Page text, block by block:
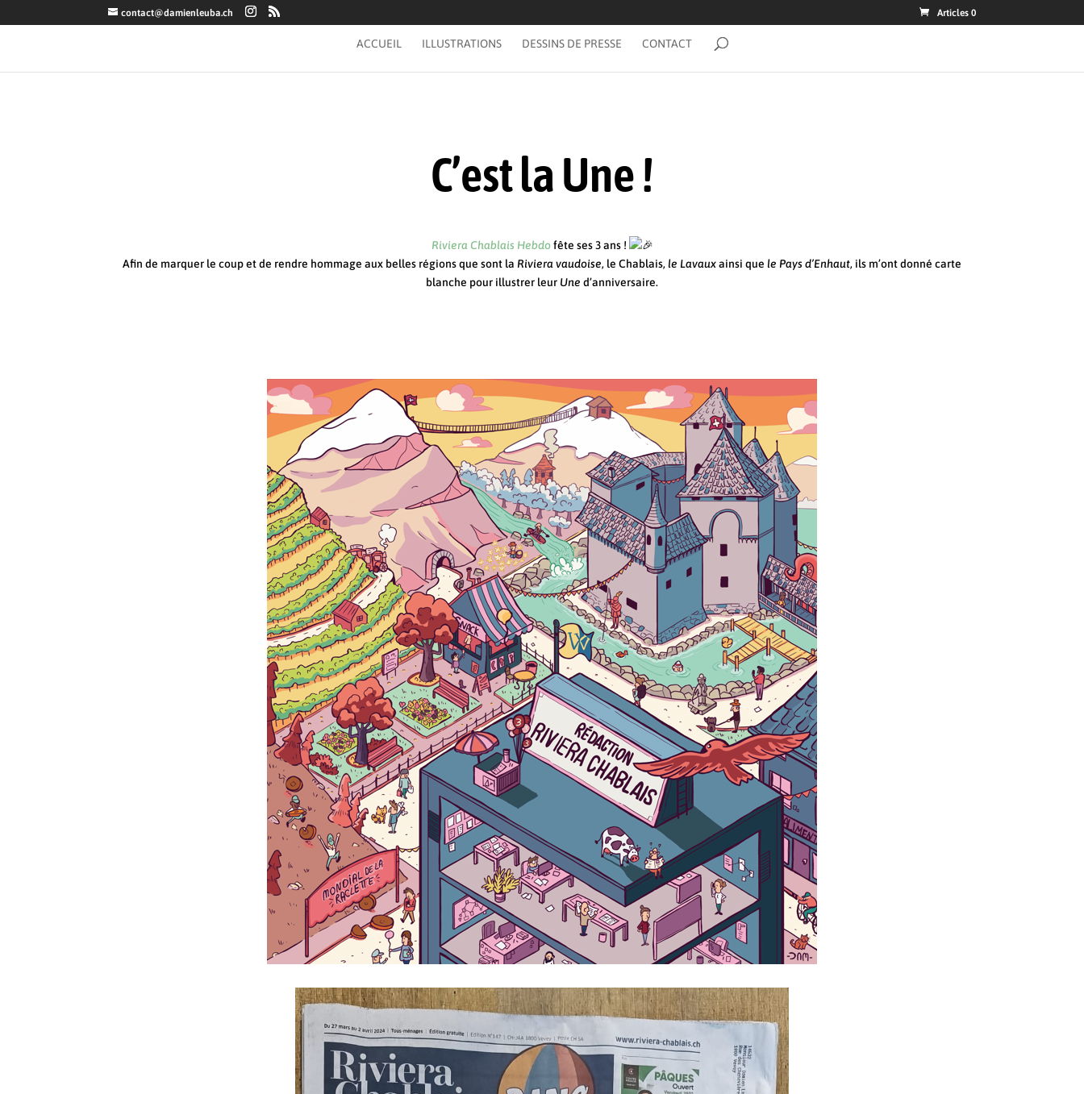
contact@damienleuba.ch Articles 0
ACCUEIL ILLUSTRATIONS DESSINS DE PRESSE CONTACT
C’est la Une !
Riviera Chablais Hebdofête ses 3 ans !
Afin de marquer le coup et de rendre hommage aux belles régions que sont la Riviera vaudoise, le Chablais, le Lavauxainsi que le Pays d’Enhaut, ils m’ont donné carte
blanche pour illustrer leur Une d’anniversaire.